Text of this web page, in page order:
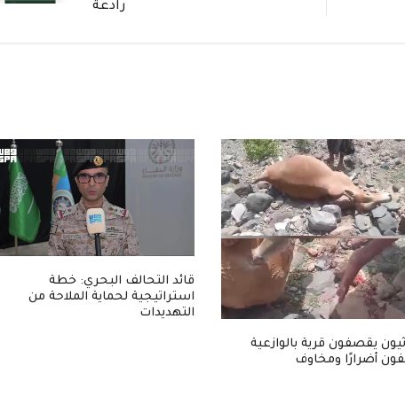
رادعة
يقصفون قرية بالوازعية
أضرارًا ومخاوف
قائد التحالف البحري: خطة
استراتيجية لحماية الملاحة من
التهديدات